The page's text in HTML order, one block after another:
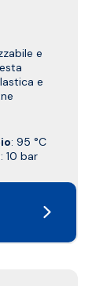
e
e
: 95 °C
: 10 bar